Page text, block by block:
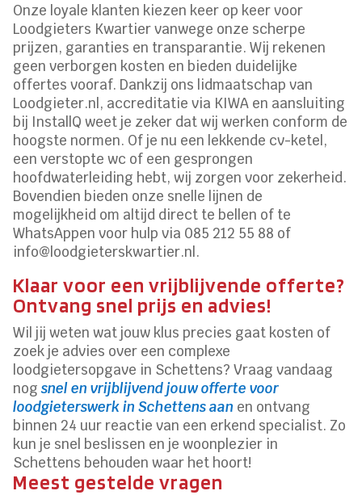
Onze loyale klanten kiezen keer op keer voor
Loodgieters Kwartier vanwege onze scherpe
prijzen, garanties en transparantie. Wij rekenen
geen verborgen kosten en bieden duidelijke
offertes vooraf. Dankzij ons lidmaatschap van
Loodgieter.nl, accreditatie via KIWA en aansluiting
bij InstallQ weet je zeker dat wij werken conform de
hoogste normen. Of je nu een lekkende cv-ketel,
een verstopte wc of een gesprongen
hoofdwaterleiding hebt, wij zorgen voor zekerheid.
Bovendien bieden onze snelle lijnen de
mogelijkheid om altijd direct te bellen of te
WhatsAppen voor hulp via 085 212 55 88 of
info@loodgieterskwartier.nl.
Klaar voor een vrijblijvende offerte?
Ontvang snel prijs en advies!
Wil jij weten wat jouw klus precies gaat kosten of
zoek je advies over een complexe
loodgietersopgave in Schettens? Vraag vandaag
nogsnel en vrijblijvend jouw offerte voor
loodgieterswerk in Schettens aan en ontvang
binnen 24 uur reactie van een erkend specialist. Zo
kun je snel beslissen en je woonplezier in
Schettens behouden waar het hoort!
Meest gestelde vragen